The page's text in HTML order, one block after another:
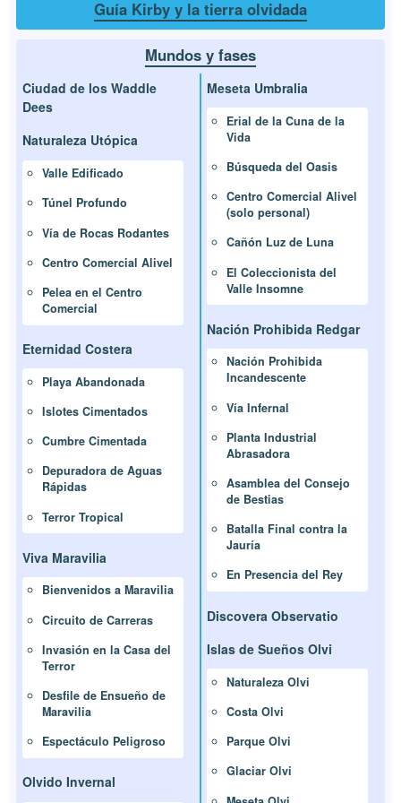
Guía Kirby y la tierra olvidada
Mundos y fases
Ciudad de los Waddle
Dees
Naturaleza Utópica
Valle Edificado
Túnel Profundo
Vía de Rocas Rodantes
Centro Comercial Alivel
Pelea en el Centro
Comercial
Eternidad Costera
Playa Abandonada
Islotes Cimentados
Cumbre Cimentada
Depuradora de Aguas
Rápidas
Terror Tropical
Viva Maravilia
Bienvenidos a Maravilia
Circuito de Carreras
Invasión en la Casa del
Terror
Desfile de Ensueño de
Maravilia
Espectáculo Peligroso
Olvido Invernal
Meseta Umbralia
Erial de la Cuna de la
Vida
Búsqueda del Oasis
Centro Comercial Alivel
(solo personal)
Cañón Luz de Luna
El Coleccionista del
Valle Insomne
Nación Prohibida Redgar
Nación Prohibida
Incandescente
Vía Infernal
Planta Industrial
Abrasadora
Asamblea del Consejo
de Bestias
Batalla Final contra la
Jauría
En Presencia del Rey
Discovera Observatio
Islas de Sueños Olvi
Naturaleza Olvi
Costa Olvi
Parque Olvi
Glaciar Olvi